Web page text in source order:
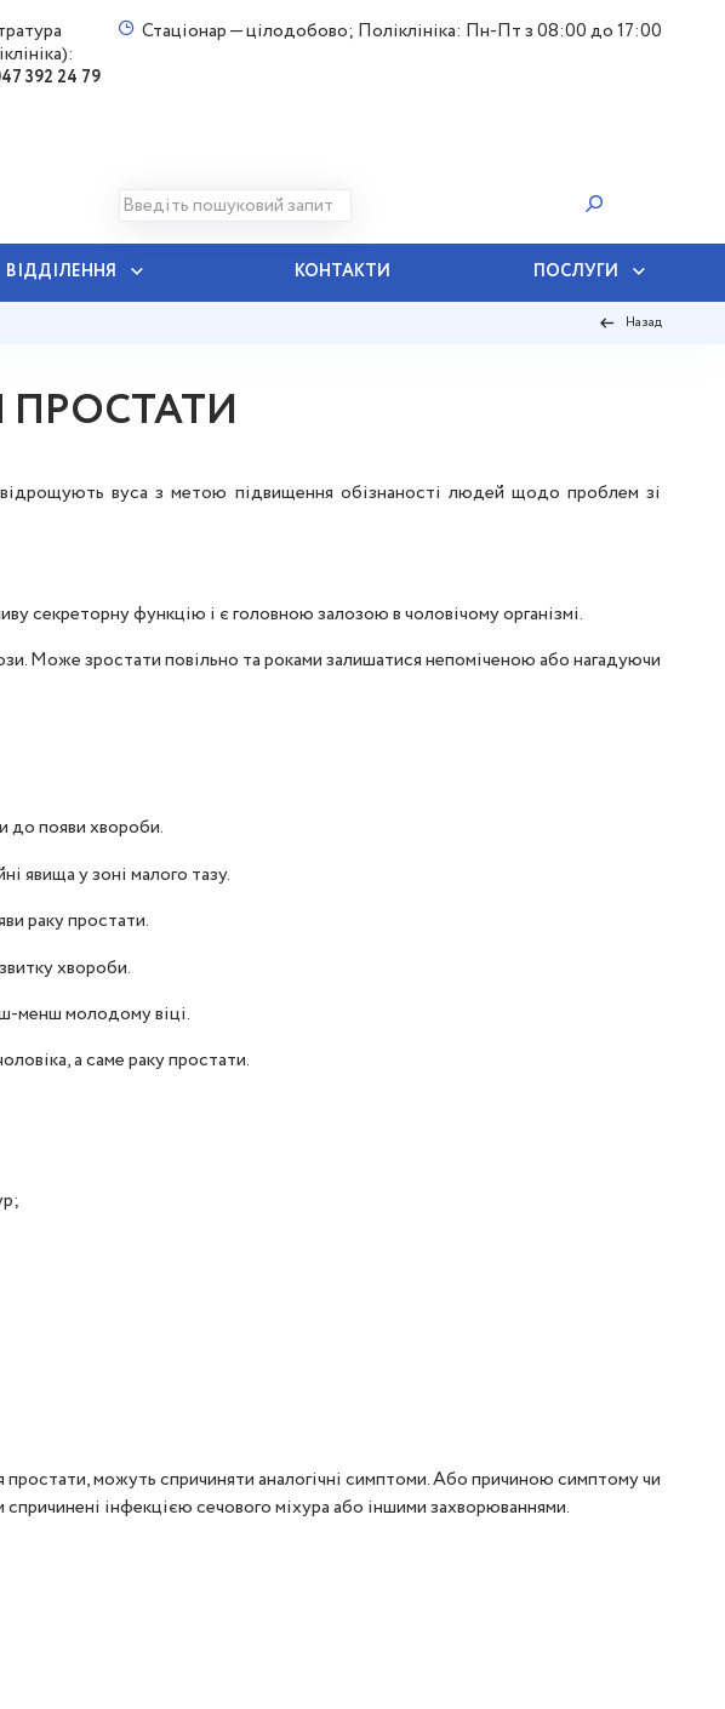
Стаціонар — цілодобово; Поліклініка: Пн-Пт з 08:00 до 17:00
392 24 79
ВІДДІЛЕННЯ КОНТАКТИ ПОСЛУГИ
Назад
ПРОСТАТИ
вуса з метою підвищення обізнаності людей щодо проблем зі
секреторну функцію і є головною залозою в чоловічому організмі.
Може зростати повільно та роками залишатися непоміченою або нагадуючи
до появи хвороби.
явища у зоні малого тазу.
раку простати.
хвороби.
менш молодому віці.
а саме раку простати.
простати, можуть спричиняти аналогічні симптоми. Або причиною симптому чи
інфекцією сечового міхура або іншими захворюваннями.